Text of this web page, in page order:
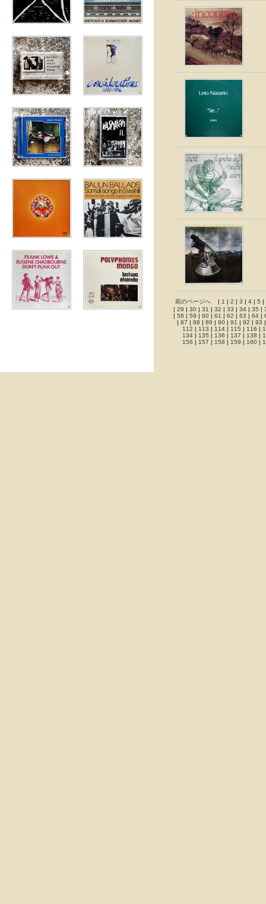
前のページへ | 1 | 2 | 3 | 4 | 5 |
| 29 | 30 | 31 | 32 | 33 | 34 | 35 |
| 58 | 59 | 60 | 61 | 62 | 63 | 64 |
| 87 | 88 | 89 | 90 | 91 | 92 | 93
112 | 113 | 114 | 115 | 116 |
134 | 135 | 136 | 137 | 138 |
156 | 157 | 158 | 159 | 160 |